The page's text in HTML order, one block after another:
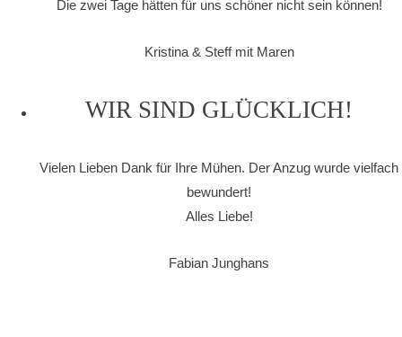
Die zwei Tage hätten für uns schöner nicht sein können!
Kristina & Steff mit Maren
WIR SIND GLÜCKLICH!
Vielen Lieben Dank für Ihre Mühen. Der Anzug wurde vielfach
bewundert!
Alles Liebe!
Fabian Junghans